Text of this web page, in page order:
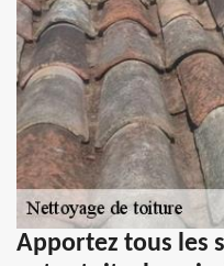
Apportez tous les